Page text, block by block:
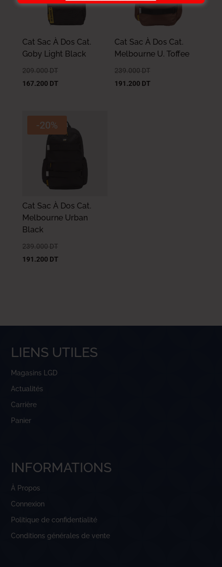
Cat Sac À Dos Cat.
Goby Light Black
209.000 DT
167.200 DT
Cat Sac À Dos Cat.
Melbourne U. Toffee
239.000 DT
191.200 DT
-20%
Cat Sac À Dos Cat.
Melbourne Urban
Black
239.000 DT
191.200 DT
LIENS UTILES
Magasins LGD
Actualités
Carrière
Panier
INFORMATIONS
À Propos
Connexion
Politique de confidentialité
Conditions générales de vente